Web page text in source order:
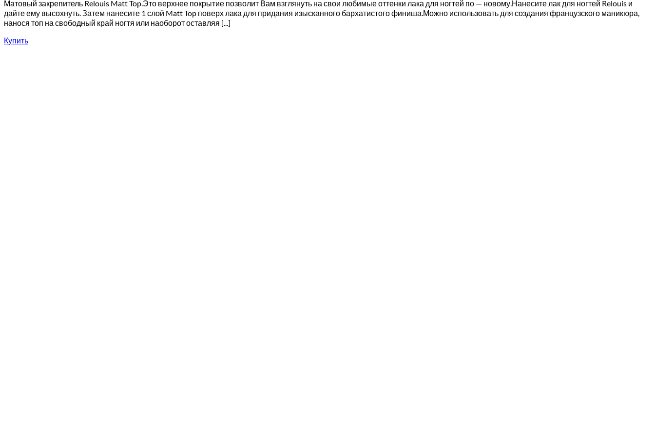
Матовый закрепитель Relouis Matt Top.Это верхнее покрытие позволит Вам взглянуть на свои любимые оттенки лака для ногтей по — новому.Нанесите лак для ногтей Relouis и
дайте ему высохнуть. Затем нанесите 1 слой Matt Top поверх лака для придания изысканного бархатистого финиша.Можно использовать для создания французского маникюра,
нанося топ на свободный край ногтя или наоборот оставляя [...]
Купить